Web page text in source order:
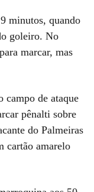
minutos, quando
goleiro. No
marcar, mas
campo de ataque
pênalti sobre
do Palmeiras
cartão amarelo